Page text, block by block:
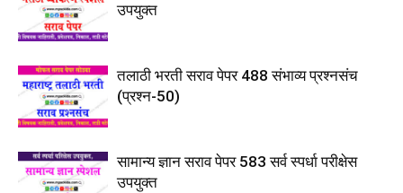
उपयुक्त
तलाठी भरती सराव पेपर 488 संभाव्य प्रश्नसंच
(प्रश्न-50)
सामान्य ज्ञान सराव पेपर 583 सर्व स्पर्धा परीक्षेस
उपयुक्त